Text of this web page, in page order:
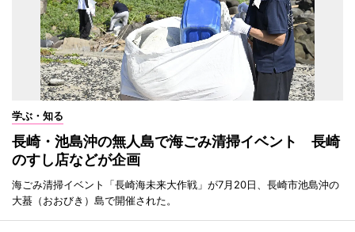
学ぶ・知る
長崎・池島沖の無人島で海ごみ清掃イベント 長崎
のすし店などが企画
海ごみ清掃イベント「長崎海未来大作戦」が7月20日、長崎市池島沖の
大蟇（おおびき）島で開催された。